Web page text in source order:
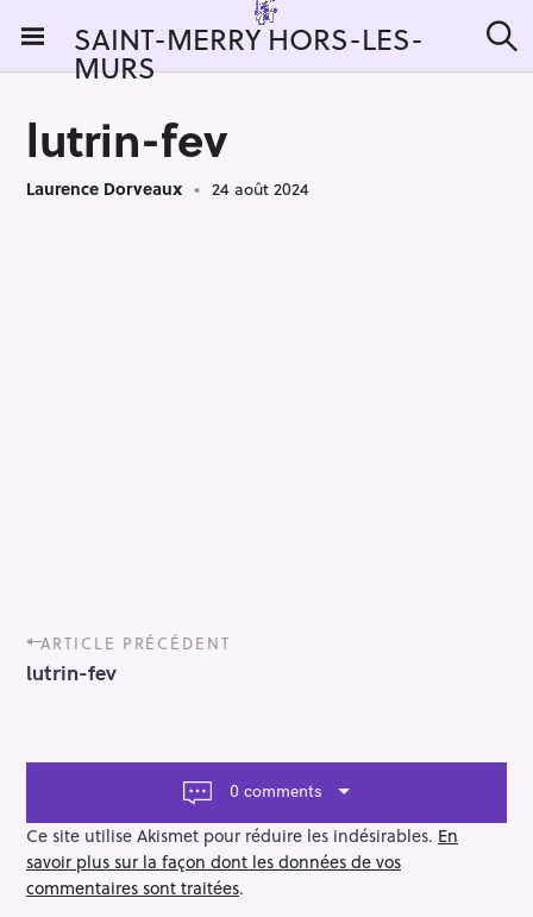
i
SAINT-MERRY HORS-LES-
MURS e
lutrin-fev
Laurence Dorveaux 24 août 2024
P
o
s
a
g
a
t
i
ARTICLE PRÉCÉDENT
lutrin-fev
0 comments
Ce site utilise Akismet pour réduire les indésirables. En
savoir plus sur la façon dont les données de vos
commentaires sont traitées.